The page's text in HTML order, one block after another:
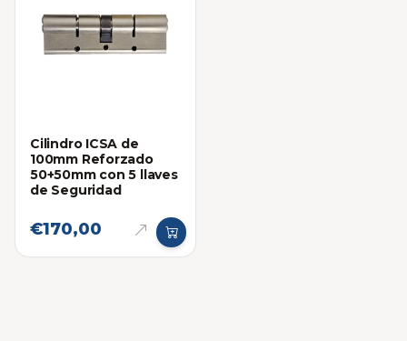
Cilindro ICSA de
100mm Reforzado
50+50mm con 5 llaves
de Seguridad
€170,00